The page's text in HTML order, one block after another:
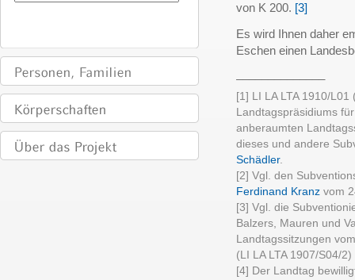
von K 200. [3]
Es wird Ihnen daher
Eschen einen
[1] LI LA LTA 1910/
Landtagspräsidiums
anberaumten
dieses und andere
Schädler.
[2] Vgl. den
Ferdinand Kranz vom
[3] Vgl. die
Balzers, Mauren und
Landtagssitzungen
(LI LA LTA 1907/S04/
[4] Der Landtag